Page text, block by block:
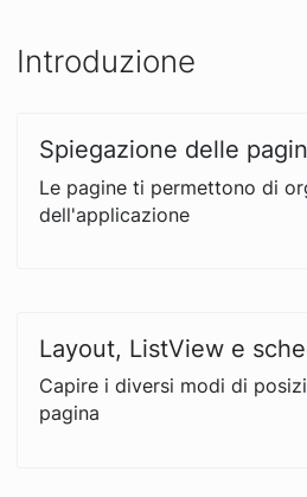
Introduzione
Spiegazione delle
Le pagine ti permettono di
dell'applicazione
Layout, ListView e
Capire i diversi modi di
pagina